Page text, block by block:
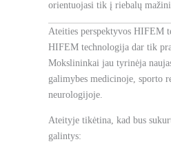
orientuojasi tik į riebalų
Ateities perspektyvos HIFEM
HIFEM technologija dar tik
Mokslininkai jau tyrinėja
galimybes medicinoje, sporto
neurologijoje.
Ateityje tikėtina, kad bus
galintys: